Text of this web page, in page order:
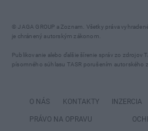
© JAGA GROUP a Zoznam. Všetky práva
je chránený autorským zákonom.
Publikovanie alebo ďalšie šírenie správ zo zdrojov
písomného súhlasu TASR porušením autorského
O NÁS KONTAKTY INZERCIA
PRÁVO NA OPRAVU